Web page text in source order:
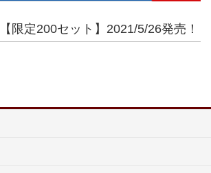
限定200セット】2021/5/26発売！